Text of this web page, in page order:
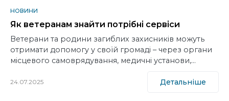
НОВИНИ
Як ветеранам знайти потрібні сервіси
Ветерани та родини загиблих захисників можуть
отримати допомогу у своїй громаді – через органи
місцевого самоврядування, медичні установи,…
24.07.2025 Детальніше